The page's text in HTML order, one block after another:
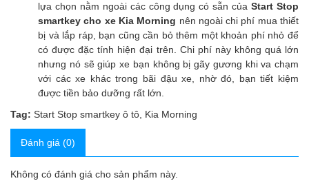
lựa chọn nằm ngoài các công dụng có sẵn củaStart Stop
smartkey cho xe Kia Morning nên ngoài chi phí mua thiết
bị và lắp ráp, bạn cũng cần bỏ thêm một khoản phí nhỏ để
có được đặc tính hiện đại trên. Chi phí này không quá lớn
nhưng nó sẽ giúp xe bạn không bị gãy gương khi va chạm
với các xe khác trong bãi đậu xe, nhờ đó, bạn tiết kiệm
được tiền bảo dưỡng rất lớn.
Tag: Start Stop smartkey ô tô Kia Morning
Đánh giá (0)
Không có đánh giá cho sản phẩm này.